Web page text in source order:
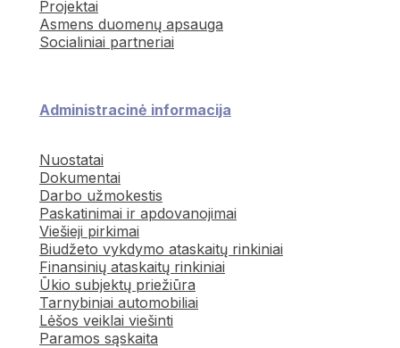
Projektai
Asmens duomenų apsauga
Socialiniai partneriai
Administracinė informacija
Nuostatai
Dokumentai
Darbo užmokestis
Paskatinimai ir apdovanojimai
Viešieji pirkimai
Biudžeto vykdymo ataskaitų rinkiniai
Finansinių ataskaitų rinkiniai
Ūkio subjektų priežiūra
Tarnybiniai automobiliai
Lėšos veiklai viešinti
Paramos sąskaita